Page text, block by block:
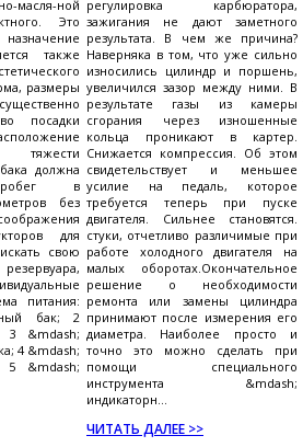
масля-ной
Это
также
размеры
посадки
тяжести
должна
в
без
для
свою
питания:
бак; 2
3 &mdash;
4 &mdash;
5 &mdash;
регулировка карбюратора,
зажигания не дают заметного
результата. В чем же причина?
Наверняка в том, что уже сильно
износились цилиндр и поршень,
увеличился зазор между ними. В
результате газы из камеры
сгорания через изношенные
кольца проникают в картер.
Снижается компрессия. Об этом
свидетельствует и меньшее
усилие на педаль, которое
требуется теперь при пуске
двигателя. Сильнее становятся.
стуки, отчетливо различимые при
работе холодного двигателя на
малых оборотах.Окончательное
решение о необходимости
ремонта или замены цилиндра
принимают после измерения его
диаметра. Наиболее просто и
точно это можно сделать при
помощи специального
инструмента &mdash;
индикаторн...
ЧИТАТЬ ДАЛЕЕ >>